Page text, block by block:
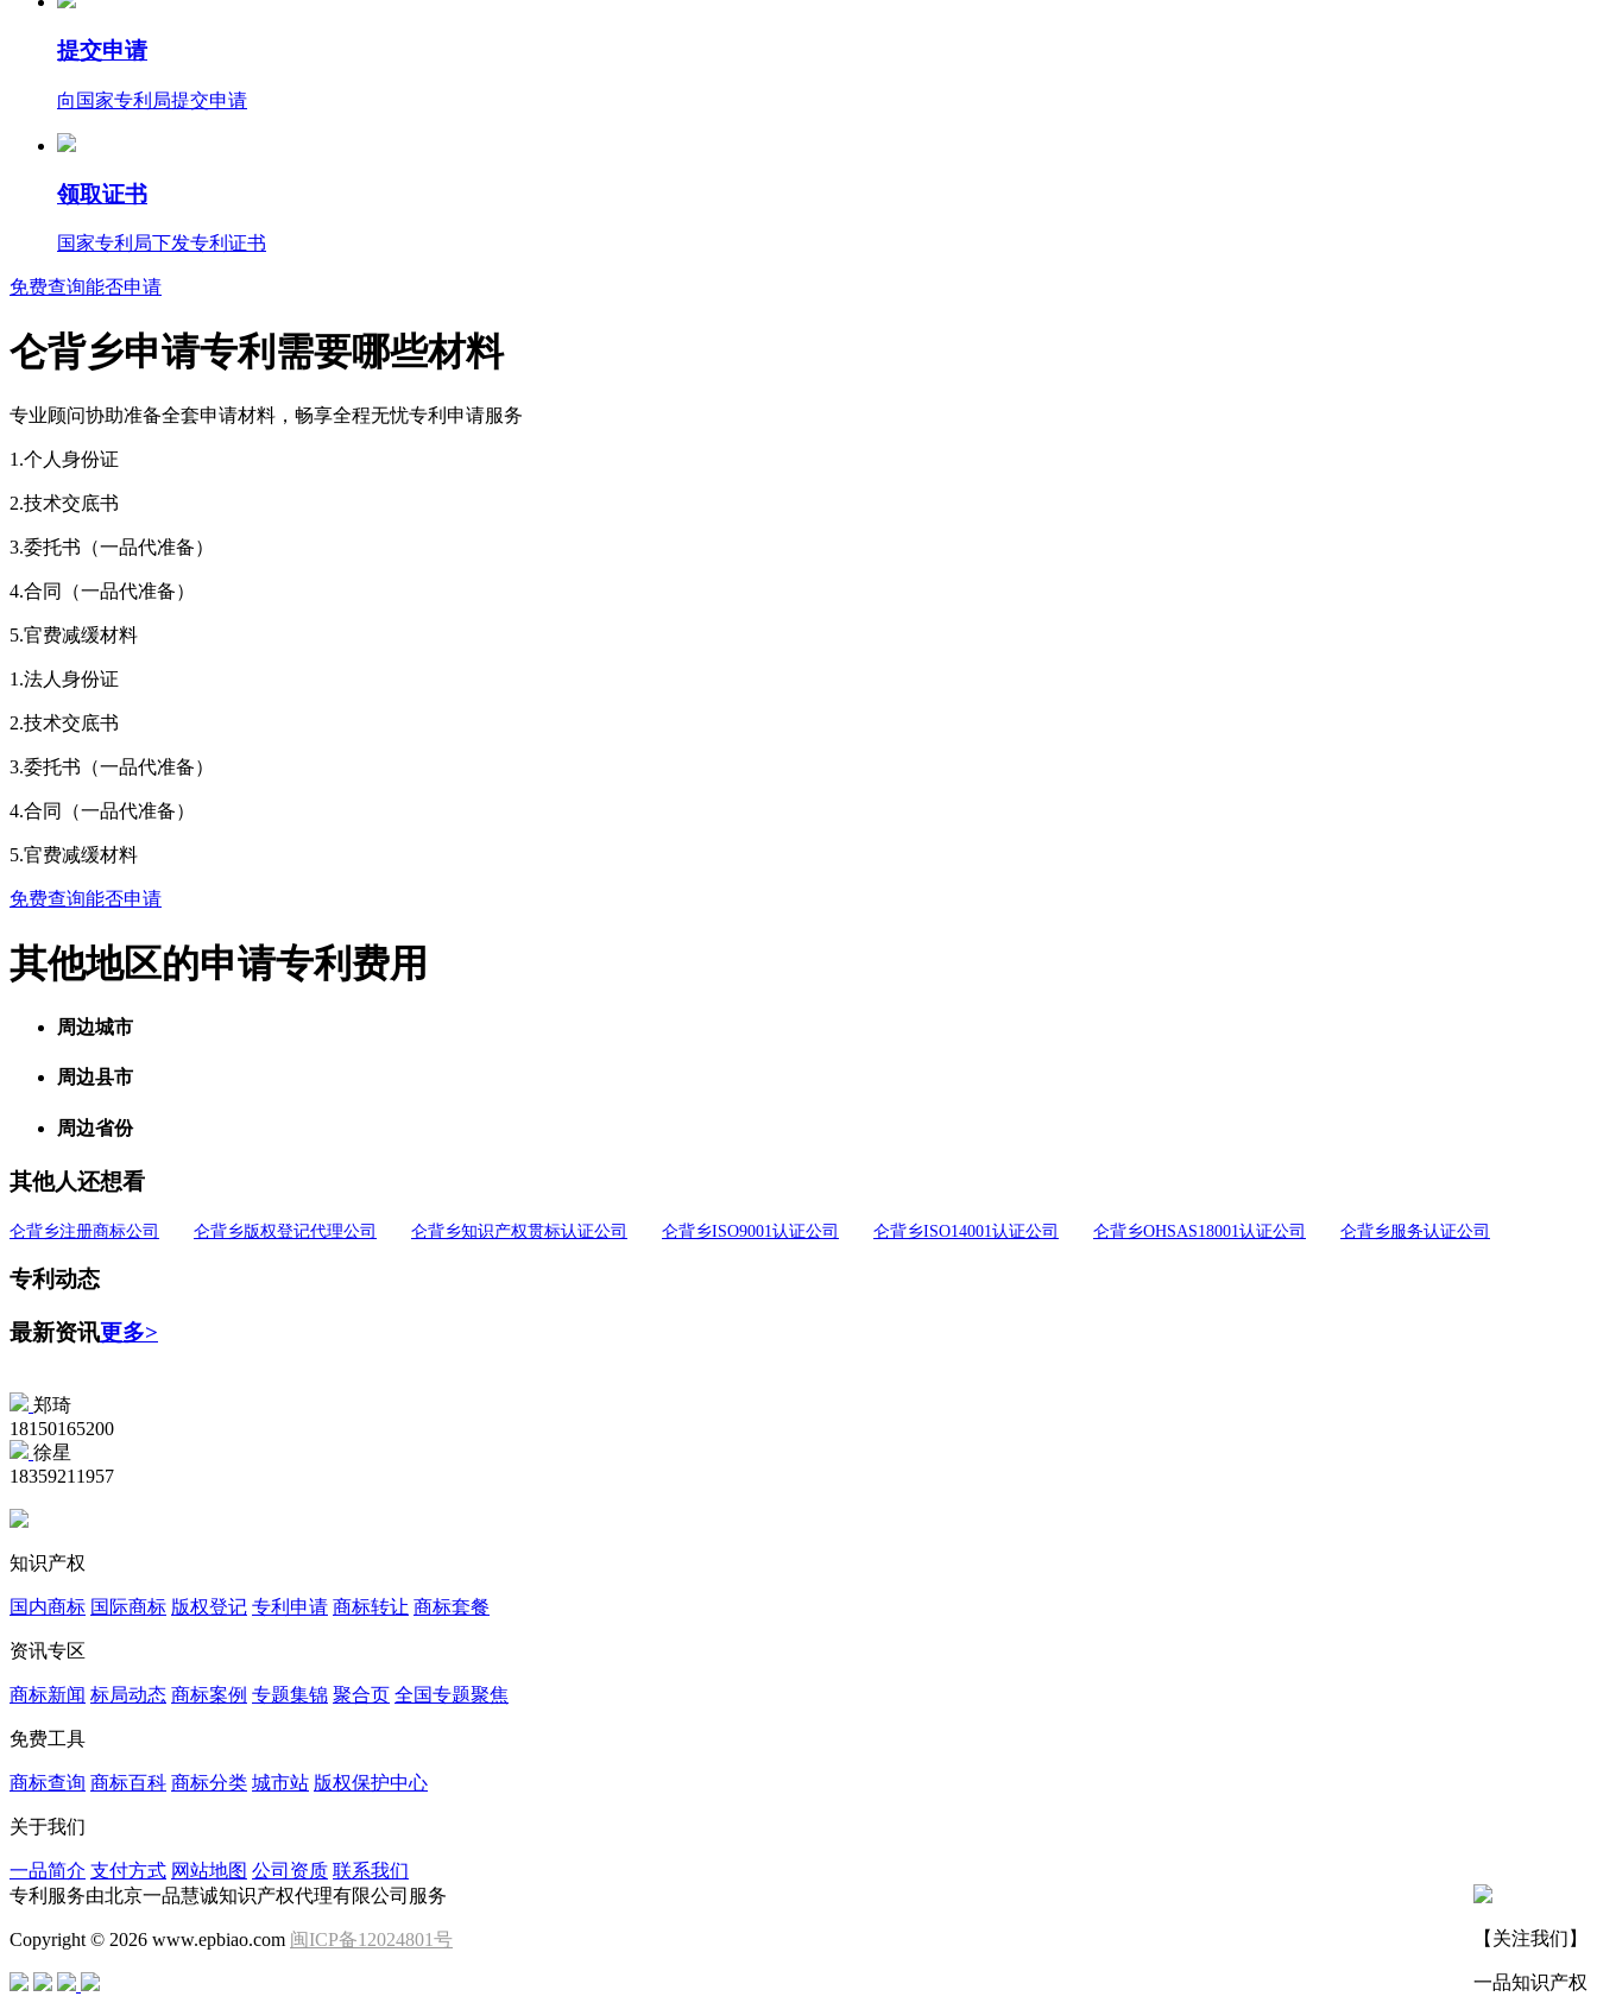
提交申请
向国家专利局提交申请
领取证书
国家专利局下发专利证书
免费查询能否申请
仑背乡申请专利需要哪些材料
专业顾问协助准备全套申请材料，畅享全程无忧专利申请服务
1.个人身份证
2.技术交底书
3.委托书（一品代准备）
4.合同（一品代准备）
5.官费减缓材料
1.法人身份证
2.技术交底书
3.委托书（一品代准备）
4.合同（一品代准备）
5.官费减缓材料
免费查询能否申请
其他地区的申请专利费用
周边城市
周边县市
周边省份
其他人还想看
仑背乡注册商标公司 仑背乡版权登记代理公司 仑背乡知识产权贯标认证公司 仑背乡ISO9001认证公司 仑背乡ISO14001认证公司 仑背乡OHSAS18001认证公司 仑背乡服务认证公司
专利动态
最新资讯更多>
郑琦
18150165200
徐星
18359211957
知识产权
国内商标 国际商标 版权登记 专利申请 商标转让 商标套餐
资讯专区
商标新闻 标局动态 商标案例 专题集锦 聚合页 全国专题聚焦
免费工具
商标查询 商标百科 商标分类 城市站 版权保护中心
关于我们
一品简介 支付方式 网站地图 公司资质 联系我们
【关注我们】
一品知识产权
专利服务由北京一品慧诚知识产权代理有限公司服务
Copyright © 2026 www.epbiao.com 闽ICP备12024801号